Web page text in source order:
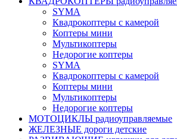
SYMA
Квадрокоптеры с камерой
Коптеры мини
Мультикоптеры
Недорогие коптеры
SYMA
Квадрокоптеры с камерой
Коптеры мини
Мультикоптеры
Недорогие коптеры
МОТОЦИКЛЫ радиоуправляемые
ЖЕЛЕЗНЫЕ дороги детские